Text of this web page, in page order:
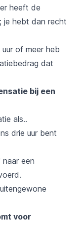
heeft de
je hebt dan recht
of meer heb
dat
bij een
als..
drie uur bent
een
voor